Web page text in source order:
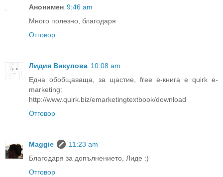
Анонимен 9:46 am
Много полезно, благодаря
Отговор
Лидия Викулова 10:08 am
Една обобщаваща, за щастие, free е-книга е quirk e-
marketing:
http://www.quirk.biz/emarketingtextbook/download
Отговор
Maggie
11:23 am
Благодаря за допълнението, Лиде :)
Отговор